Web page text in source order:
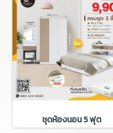
ชุดห้องนอน 5 ฟุต